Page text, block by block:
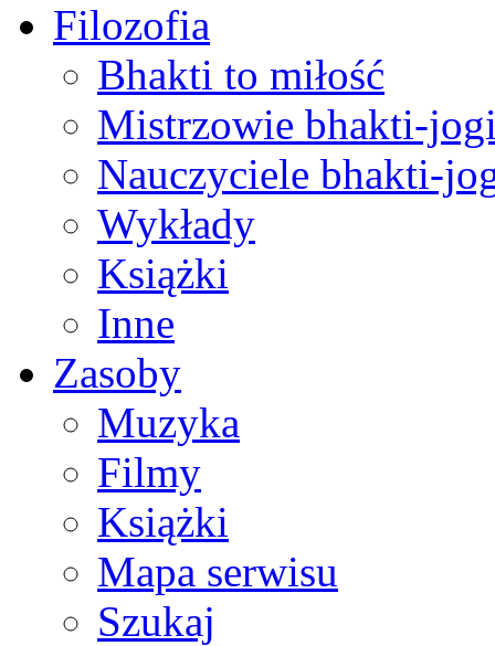
Filozofia
Bhakti to miłość
Mistrzowie bhakti-
Nauczyciele bhakti-
Wykłady
Książki
Inne
Zasoby
Muzyka
Filmy
Książki
Mapa serwisu
Szukaj